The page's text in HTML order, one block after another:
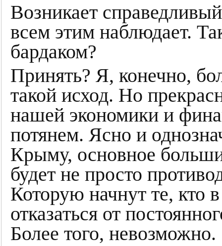
Возникает
всем этим наблюдает.
бардаком?
Принять? Я, конечно,
такой исход. Но
нашей экономики и
потянем. Ясно и
Крыму, основное
будет не просто
Которую начнут те, кто
отказаться от
Более того, невозможно.